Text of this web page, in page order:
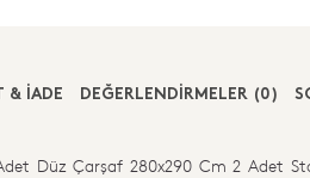
& İADE DEĞERLENDİRMELER (0)
Düz Çarşaf 280x290 Cm 2 Adet